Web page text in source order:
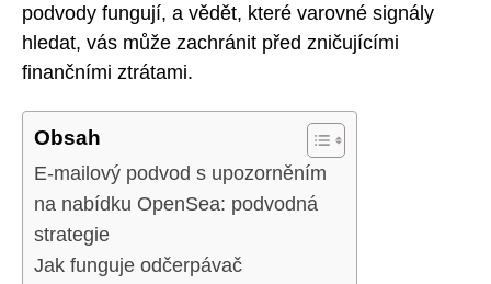
podvody fungují, a vědět, které varovné signály
hledat, vás může zachránit před zničujícími
finančními ztrátami.
Obsah
E-mailový podvod s upozorněním
na nabídku OpenSea: podvodná
strategie
Jak funguje odčerpávač